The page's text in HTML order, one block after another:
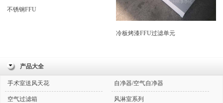
不锈钢FFU
冷板烤漆FFU过滤单元
产品大全
手术室送风天花 自净器/空气自净器
空气过滤箱 风淋室系列